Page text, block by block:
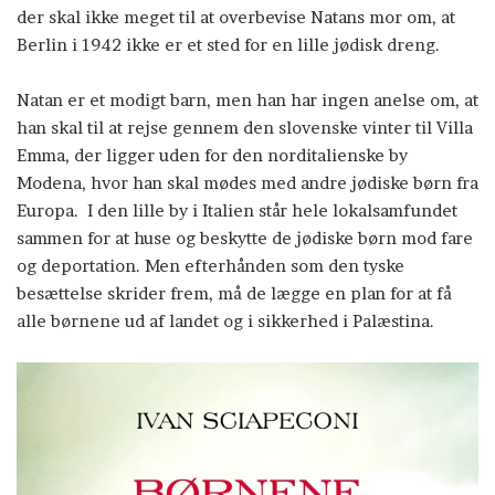
der skal ikke meget til at overbevise Natans mor om, at
Berlin i 1942 ikke er et sted for en lille jødisk dreng.
Natan er et modigt barn, men han har ingen anelse om, at
han skal til at rejse gennem den slovenske vinter til Villa
Emma, der ligger uden for den norditalienske by
Modena, hvor han skal mødes med andre jødiske børn fra
Europa. I den lille by i Italien står hele lokalsamfundet
sammen for at huse og beskytte de jødiske børn mod fare
og deportation. Men efterhånden som den tyske
besættelse skrider frem, må de lægge en plan for at få
alle børnene ud af landet og i sikkerhed i Palæstina.